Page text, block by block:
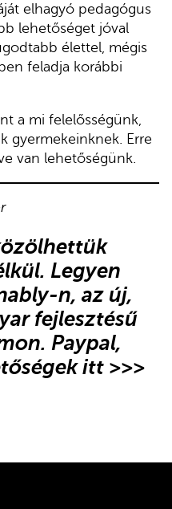
elhagyó pedagógus
lehetőséget jóval
élettel, mégis
feladja korábbi
a mi felelősségünk,
gyermekeinknek. Erre
van lehetőségünk.
Legyen
n, az új,
fejlesztésű
Paypal,
itt >>>